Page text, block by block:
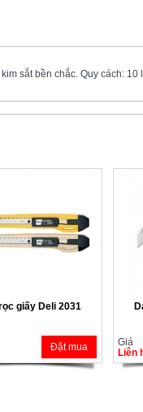
sắt bền chắc. Quy cách:
giấy Deli 2031
Đặt mua
Giá
Liên